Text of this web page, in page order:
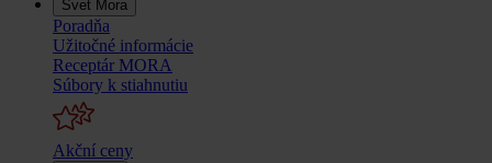
Svet Mora
Poradňa
Užitočné informácie
Receptár MORA
Súbory k stiahnutiu
Akční ceny